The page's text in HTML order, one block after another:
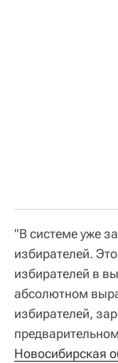
"В системе уже
избирателей.
избирателей в
абсолютном
избирателей,
Новосибирская